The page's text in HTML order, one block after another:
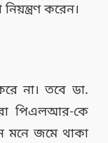
করেন।
না। তবে ডা.
পিএলআর-কে
মনে জমে থাকা